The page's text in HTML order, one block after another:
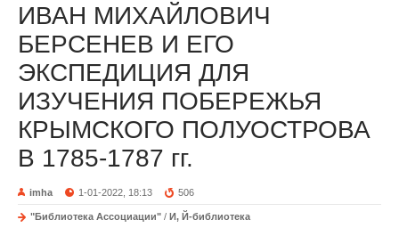
ИВАН МИХАЙЛОВИЧ
БЕРСЕНЕВ И ЕГО
ЭКСПЕДИЦИЯ ДЛЯ
ИЗУЧЕНИЯ ПОБЕРЕЖЬЯ
КРЫМСКОГО ПОЛУОСТРОВА
В 1785-1787 гг.
imha 1-01-2022, 18:13 506
"Библиотека Ассоциации" / И, Й-библиотека